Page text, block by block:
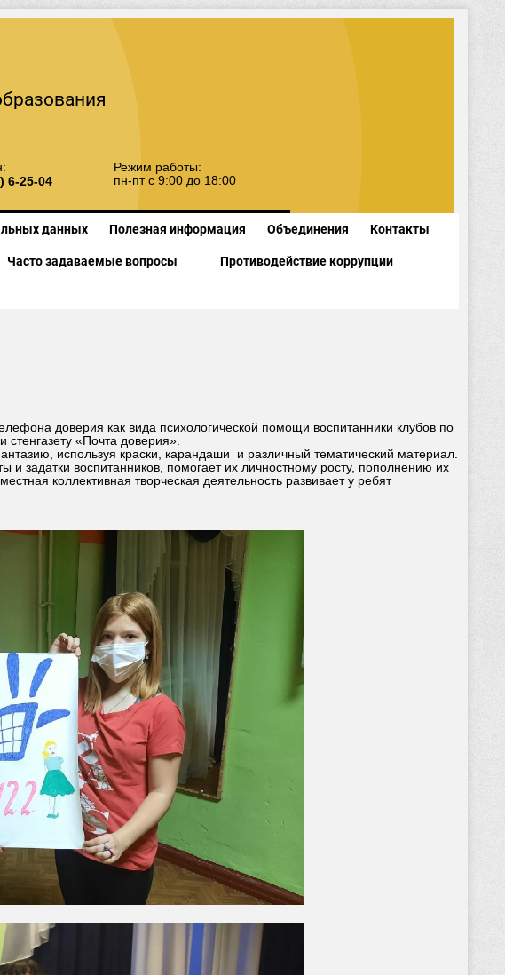
6-25-04
Режим работы:
пн-пт с 9:00 до 18:00
данных Полезная информация Объединения Контакты
Часто задаваемые вопросы Противодействие коррупции
доверия как вида психологической помощи воспитанники клубов по
стенгазету «Почта доверия».
используя краски, карандаши и различный тематический материал.
и задатки воспитанников, помогает их личностному росту, пополнению их
коллективная творческая деятельность развивает у ребят